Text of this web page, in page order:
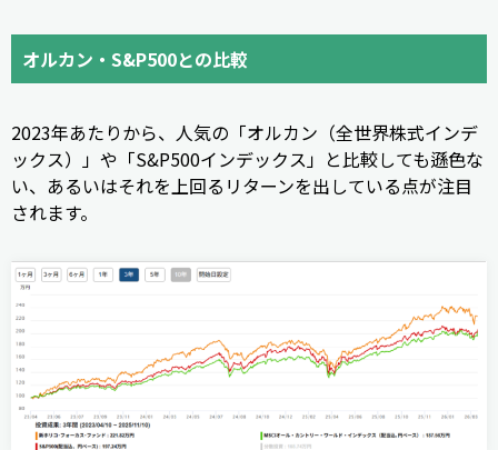
オルカン・S&P500との比較
2023年あたりから、人気の「オルカン（全世界株式インデ
ックス）」や「S&P500インデックス」と比較しても遜色な
い、あるいはそれを上回るリターンを出している点が注目
されます。